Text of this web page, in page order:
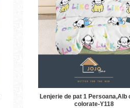
Lenjerie de pat 1 Persoana,Alb
colorate-Y118